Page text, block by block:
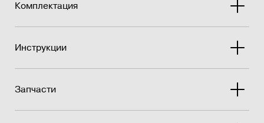
Комплектация
Инструкции
Запчасти